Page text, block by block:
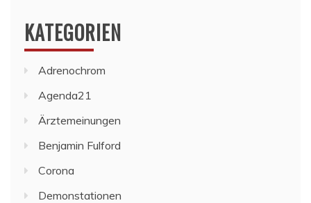
KATEGORIEN
Adrenochrom
Agenda21
Ärztemeinungen
Benjamin Fulford
Corona
Demonstationen